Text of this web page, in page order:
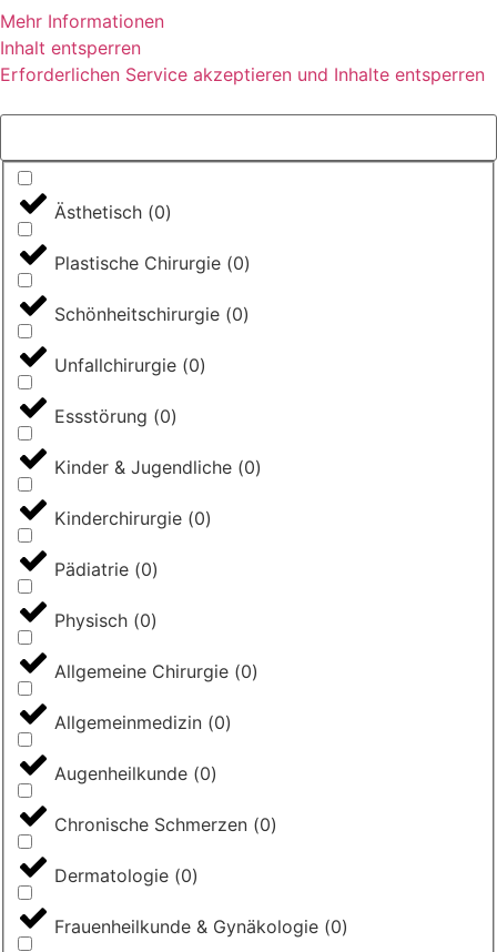
Mehr Informationen
Inhalt entsperren
Erforderlichen Service akzeptieren und Inhalte entsperren
Ästhetisch (0)
Plastische Chirurgie (0)
Schönheitschirurgie (0)
Unfallchirurgie (0)
Essstörung (0)
Kinder & Jugendliche (0)
Kinderchirurgie (0)
Pädiatrie (0)
Physisch (0)
Allgemeine Chirurgie (0)
Allgemeinmedizin (0)
Augenheilkunde (0)
Chronische Schmerzen (0)
Dermatologie (0)
Frauenheilkunde & Gynäkologie (0)